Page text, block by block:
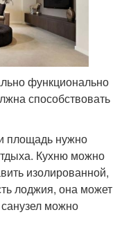
функционально
способствовать
площадь нужно
Кухню можно
изолированной,
лоджия, она может
можно